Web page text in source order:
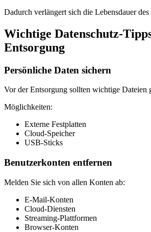
Dadurch verlängert sich die Lebensdauer des
Wichtige Datenschutz-
Entsorgung
Persönliche Daten sichern
Vor der Entsorgung sollten wichtige Dateien
Möglichkeiten:
Externe Festplatten
Cloud-Speicher
USB-Sticks
Benutzerkonten entfernen
Melden Sie sich von allen Konten ab:
E-Mail-Konten
Cloud-Diensten
Streaming-Plattformen
Browser-Konten